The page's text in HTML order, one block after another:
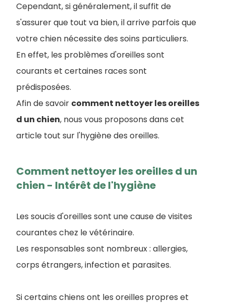
Cependant, si généralement, il suffit de
s'assurer que tout va bien, il arrive parfois que
votre chien nécessite des soins particuliers.
En effet, les problèmes d'oreilles sont
courants et certaines races sont
prédisposées.
Afin de savoir comment nettoyer les oreilles
d un chien, nous vous proposons dans cet
article tout sur l'hygiène des oreilles.
Comment nettoyer les oreilles d un
chien - Intérêt de l'hygiène
Les soucis d'oreilles sont une cause de visites
courantes chez le vétérinaire.
Les responsables sont nombreux : allergies,
corps étrangers, infection et parasites.
Si certains chiens ont les oreilles propres et